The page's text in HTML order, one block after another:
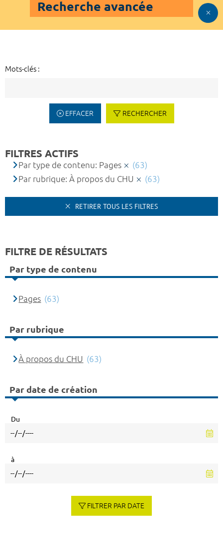
Recherche avancée
Mots-clés :
EFFACER RECHERCHER
FILTRES ACTIFS
Par type de contenu: Pages
(63)
Par rubrique: À propos du CHU
(63)
RETIRER TOUS LES FILTRES
FILTRE DE RÉSULTATS
Par type de contenu
Pages (63)
Par rubrique
À propos du CHU (63)
Par date de création
Du
à
FILTRER PAR DATE